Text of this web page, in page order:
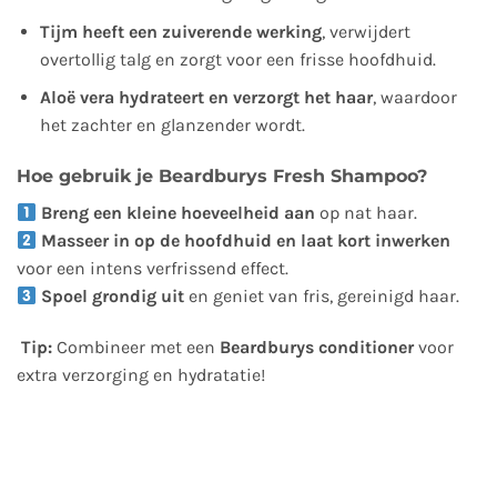
Tijm heeft een zuiverende werking, verwijdert
overtollig talg en zorgt voor een frisse hoofdhuid.
Aloë vera hydrateert en verzorgt het haar, waardoor
het zachter en glanzender wordt.
Hoe gebruik je Beardburys Fresh Shampoo?
Breng een kleine hoeveelheid aan op nat haar.
Masseer in op de hoofdhuid en laat kort inwerken
voor een intens verfrissend effect.
Spoel grondig uit en geniet van fris, gereinigd haar.
Tip: Combineer met een Beardburys conditionervoor
extra verzorging en hydratatie!